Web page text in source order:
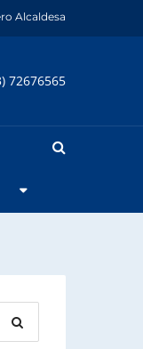
Alcaldesa
72676565